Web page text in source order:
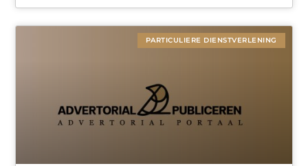
PARTICULIERE DIENSTVERLENING